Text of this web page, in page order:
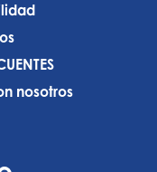
nosotros